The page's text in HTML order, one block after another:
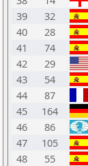
39
32
40
28
41
74
42
29
43
54
44
87
45
164
46
86
47
105
48
55